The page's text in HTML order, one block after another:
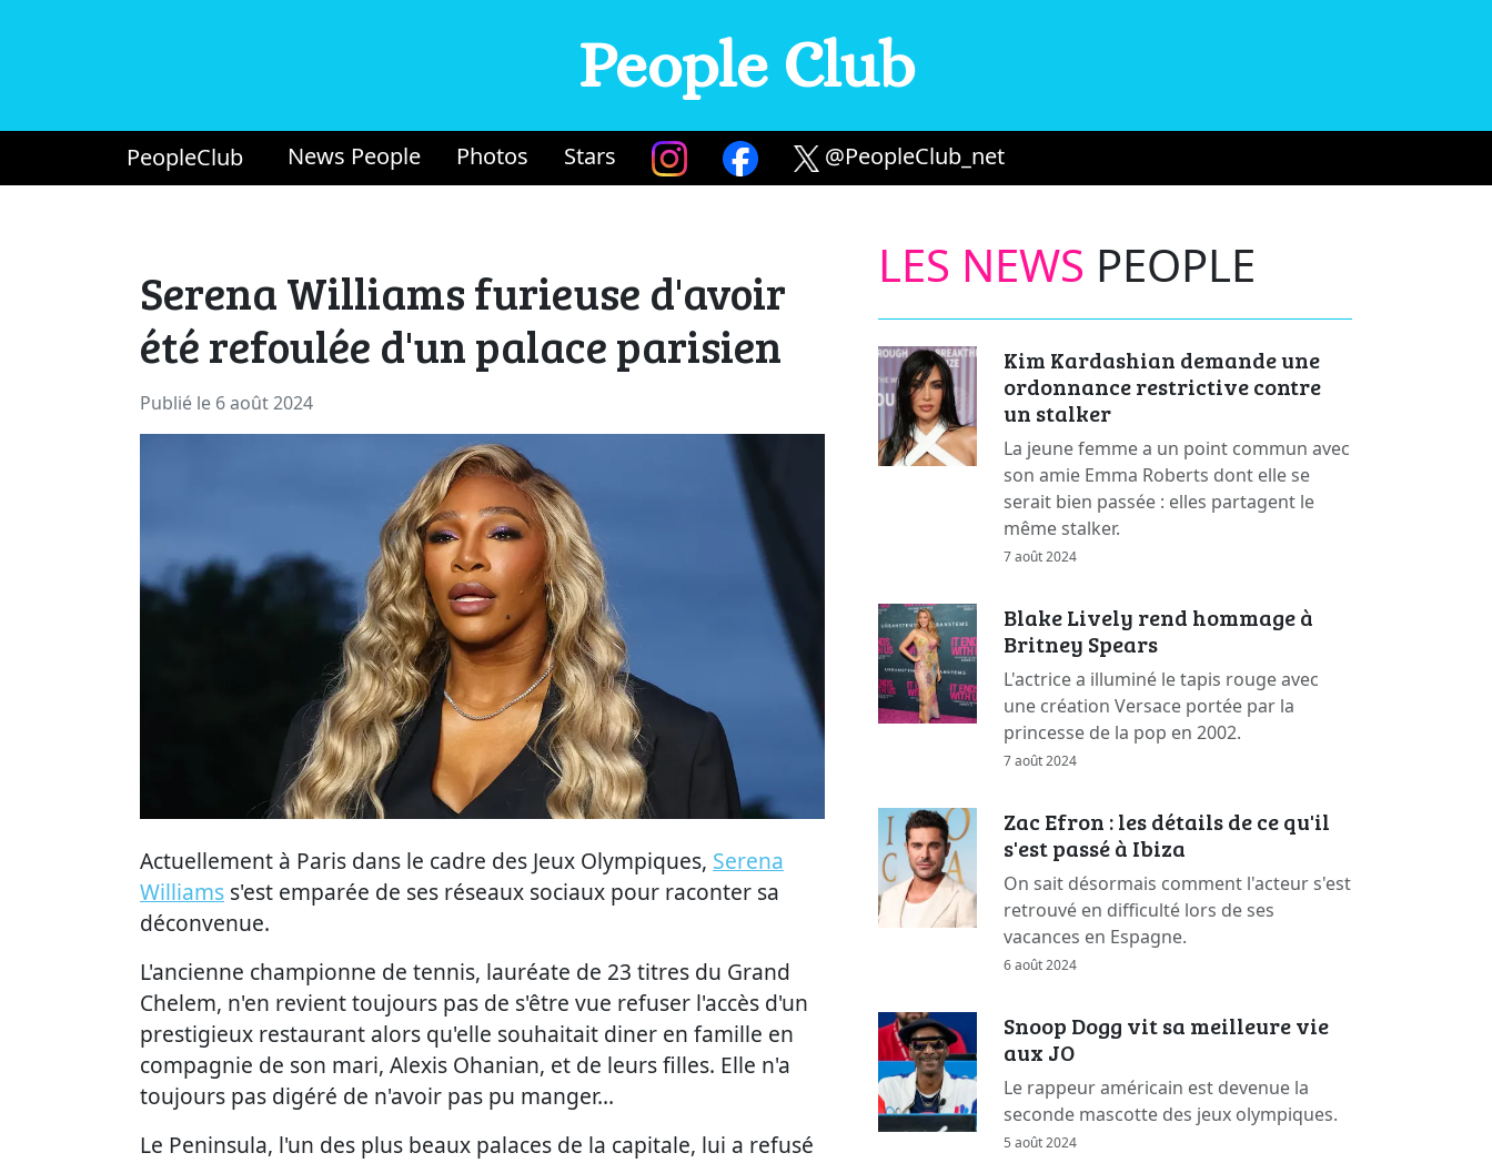
People Club
PeopleClub News People Photos Stars @PeopleClub_net
Serena Williams furieuse d'avoir
été refoulée d'un palace parisien
Publié le 6 août 2024
Actuellement à Paris dans le cadre des Jeux Olympiques, Serena
Williams s'est emparée de ses réseaux sociaux pour raconter sa
déconvenue.
L'ancienne championne de tennis, lauréate de 23 titres du Grand
Chelem, n'en revient toujours pas de s'être vue refuser l'accès d'un
prestigieux restaurant alors qu'elle souhaitait diner en famille en
compagnie de son mari, Alexis Ohanian, et de leurs filles. Elle n'a
toujours pas digéré de n'avoir pas pu manger...
Le Peninsula, l'un des plus beaux palaces de la capitale, lui a refusé
LES NEWS PEOPLE
Kim Kardashian demande une
ordonnance restrictive contre
un stalker
La jeune femme a un point commun avec
son amie Emma Roberts dont elle se
serait bien passée : elles partagent le
même stalker.
7 août 2024
Blake Lively rend hommage à
Britney Spears
L'actrice a illuminé le tapis rouge avec
une création Versace portée par la
princesse de la pop en 2002.
7 août 2024
Zac Efron : les détails de ce qu'il
s'est passé à Ibiza
On sait désormais comment l'acteur s'est
retrouvé en difficulté lors de ses
vacances en Espagne.
6 août 2024
Snoop Dogg vit sa meilleure vie
aux JO
Le rappeur américain est devenue la
seconde mascotte des jeux olympiques.
5 août 2024